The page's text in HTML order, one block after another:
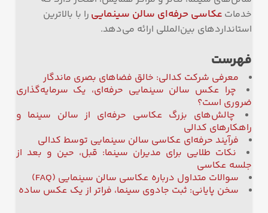
خدمات عکاسی حرفه‌ای سالن سینمایی را با بالاترین
استانداردهای بین‌المللی ارائه می‌دهد.
فهرست
معرفی شرکت کدالی: خالق فضاهای بصری ماندگار
چرا عکس سالن سینمایی حرفه‌ای، یک سرمایه‌گذاری
ضروری است؟
چالش‌های بزرگ عکاسی حرفه‌ای از سالن سینما و
راهکارهای کدالی
فرآیند حرفه‌ای عکاسی سالن سینمایی توسط کدالی
نکات طلایی برای مدیران سینما: قبل، حین و بعد از
جلسه عکاسی
سوالات متداول درباره عکاسی سالن سینمایی (FAQ)
سخن پایانی: ثبت جادوی سینما، فراتر از یک عکس ساده